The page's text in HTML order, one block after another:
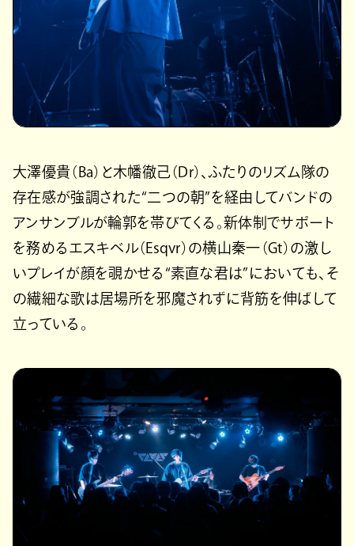
大澤優貴（Ba）と木幡徹己（Dr）、ふたりのリズム隊の
存在感が強調された“二つの朝”を経由してバンドの
アンサンブルが輪郭を帯びてくる。新体制でサポート
を務めるエスキベル（Esqvr）の横山秦一（Gt）の激し
いプレイが顔を覗かせる“素直な君は”においても、そ
の繊細な歌は居場所を邪魔されずに背筋を伸ばして
立っている。